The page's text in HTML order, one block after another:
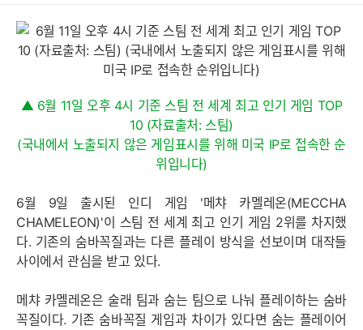
▲ 6월 11일 오후 4시 기준 스팀 전 세계 최고 인기 게임 TOP
10 (자료출처: 스팀)
(국내에서 노출되지 않은 게임표시를 위해 미국 IP로 접속한 순
위입니다)
6월 9일 출시된 인디 게임 '메챠 카멜레온(MECCHA
CHAMELEON)'이 스팀 전 세계 최고 인기 게임 2위를 차지했
다. 기존의 숨바꼭질과는 다른 플레이 방식을 선보이며 대작들
사이에서 관심을 받고 있다.
메챠 카멜레온은 술래 팀과 숨는 팀으로 나눠 플레이하는 숨바
꼭질이다. 기존 숨바꼭질 게임과 차이가 있다면 숨는 플레이어